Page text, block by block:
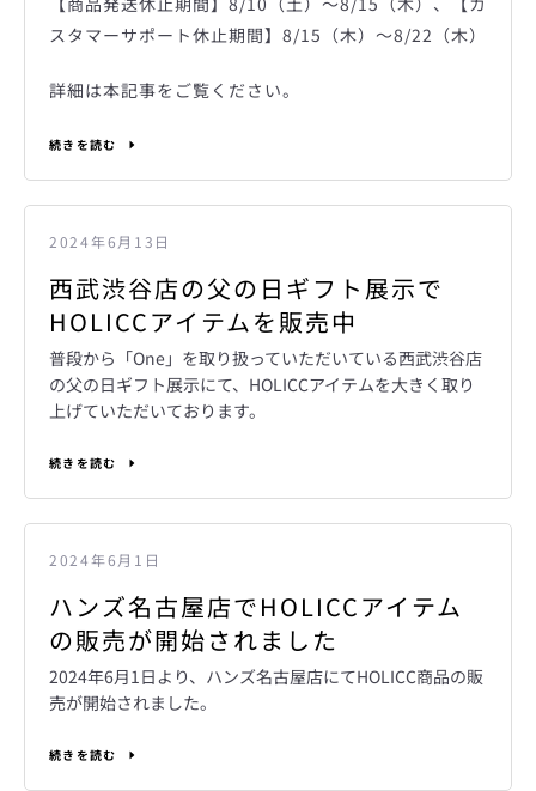
スタマーサポート休止期間】8/15（木）～8/22（木）
詳細は本記事をご覧ください。
続きを読む
2024年6月13日
西武渋谷店の父の日ギフト展示で
HOLICCアイテムを販売中
普段から「One」を取り扱っていただいている西武渋谷店
の父の日ギフト展示にて、HOLICCアイテムを大きく取り
上げていただいております。
続きを読む
2024年6月1日
ハンズ名古屋店でHOLICCアイテム
の販売が開始されました
2024年6月1日より、ハンズ名古屋店にてHOLICC商品の販
売が開始されました。
続きを読む